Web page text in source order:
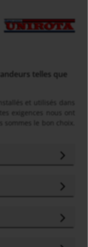
telles que
et utilisés dans
exigences nous ont
le bon choix.